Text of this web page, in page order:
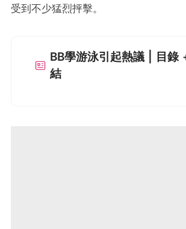
受到不少猛烈抨擊。
BB學游泳引起熱議 | 目錄
結